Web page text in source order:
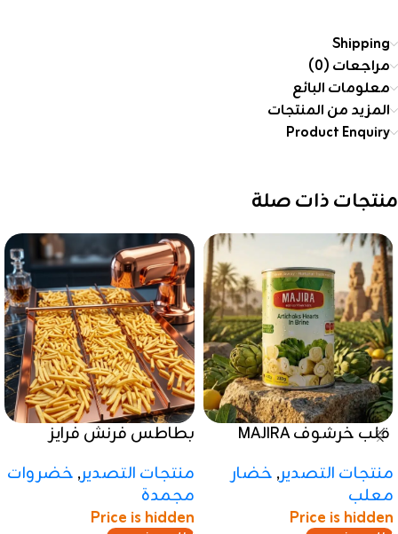
Shipping
مراجعات (0)
معلومات البائع
المزيد من المنتجات
Product Enquiry
منتجات ذات صلة
قلب خرشوف MAJIRA
منتجات التصدير, خضار
معلب
Price is hidden
بطاطس فرنش فرايز
منتجات التصدير, خضروات
مجمدة
Price is hidden